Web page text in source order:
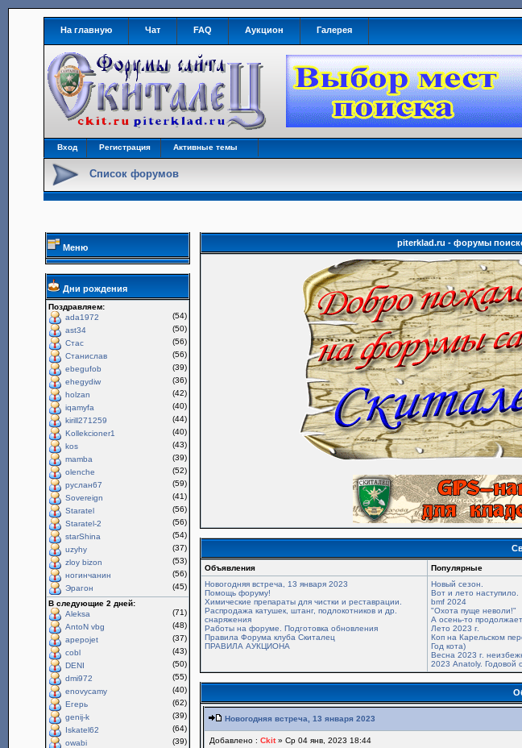
На главную Чат FAQ Аукцион Галерея
Вход Регистрация Активные темы
Список форумов
Меню
Дни рождения
Поздравляем:
ada1972
(54)
ast34
(50)
Стас
(56)
Станислав
(56)
ebegufob
(39)
ehegydiw
(36)
holzan
(42)
iqamyfa
(40)
kirill271259
(44)
Kollekcioner1
(40)
kos
(43)
mamba
(39)
olenche
(52)
руслан67
(59)
Sovereign
(41)
Staratel
(56)
Staratel-2
(56)
starShina
(54)
uzyhy
(37)
zloy bizon
(53)
ногинчанин
(56)
Эрагон
(45)
В следующие 2 дней:
Aleksa
(71)
AntoN vbg
(48)
apepojet
(37)
cobl
(43)
DENI
(50)
dmi972
(55)
enovycamy
(40)
Егерь
(62)
genij-k
(39)
Iskatel62
(64)
owabi
(39)
piterklad.ru - форумы
Объявления Популярные
Новогодняя встреча, 13 января 2023
Помощь форуму!
Химические препараты для чистки и реставрации.
Распродажа катушек, штанг, подлокотников и др.
снаряжения
Работы на форуме. Подготовка обновления
Правила Форума клуба Скиталец
ПРАВИЛА АУКЦИОНА
Новый сезон.
Вот и лето наступило.
bmf 2024
"Охота пуще неволи!"
А осень-то
Лето 2023 г.
Коп на Карельском
Год кота)
Весна 2023 г.
2023 Anatoly. Годовой
Новогодняя встреча, 13 января 2023
Добавлено : Ckit» Ср 04 янв, 2023 18:44